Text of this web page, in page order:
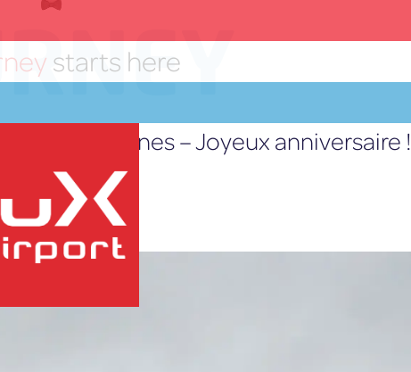
starts here
Polish Airlines – Joyeux anniversaire !
le 11 octobre 2019
»Les Actualités